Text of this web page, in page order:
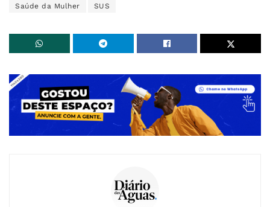
Saúde da Mulher SUS